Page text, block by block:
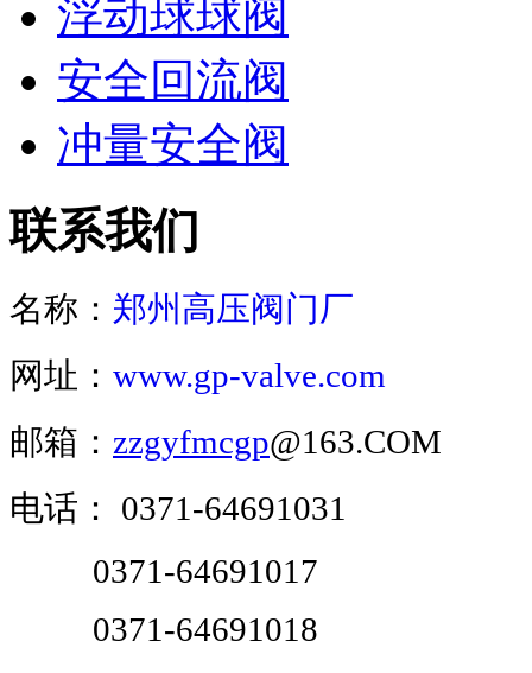
浮动球球阀
安全回流阀
冲量安全阀
联系我们
名称： 郑州高压阀门厂
网址： www.gp-valve.com
邮箱： zzgyfmcgp@163.COM
电话：
0371-64691031
0371-64691017
0371-64691018